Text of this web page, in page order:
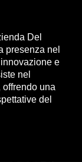
Del
presenza nel
e
nel
una
del